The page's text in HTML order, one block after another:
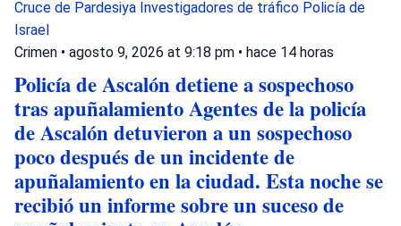
Cruce de Pardesiya Investigadores de tráfico Policía de
Israel
Crimen • agosto 9, 2026 at 9:18 pm • hace 14 horas
Policía de Ascalón detiene a sospechoso
tras apuñalamiento Agentes de la policía
de Ascalón detuvieron a un sospechoso
poco después de un incidente de
apuñalamiento en la ciudad. Esta noche se
recibió un informe sobre un suceso de